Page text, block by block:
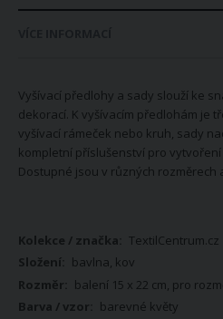
Vyšívací předlohy a sady slouží ke
dekorací. K vyšívacím předlohám je
vyšívací rámeček nebo kruh, sady
kompletní příslušenství pro
Dostupné jsou v různých rozměrech
Více
informací
TextilCentrum.cz
bavlna, kov
balení 15 x 22 cm, pro
barevné květy